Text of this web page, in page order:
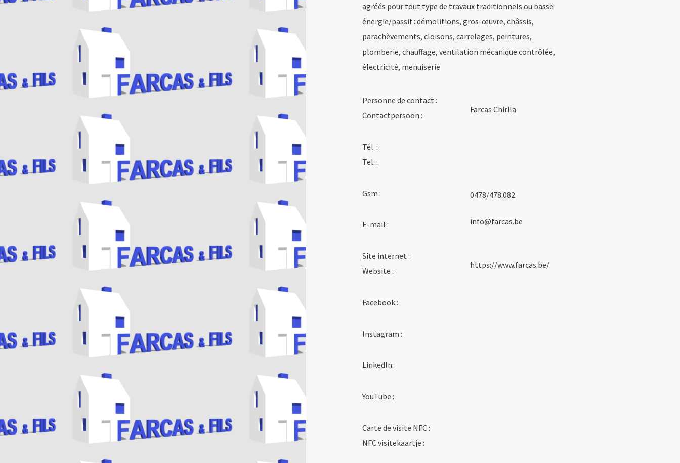
agréés pour tout type de travaux traditionnels ou basse
énergie/passif : démolitions, gros-œuvre, châssis,
parachèvements, cloisons, carrelages, peintures,
plomberie, chauffage, ventilation mécanique contrôlée,
électricité, menuiserie
Personne de contact :
Contactpersoon :
Farcas Chirila
Tél. :
Tel. :
Gsm : 0478/478.082
E-mail : info@farcas.be
Site internet :
Website :
https://www.farcas.be/
Facebook :
Instagram :
LinkedIn:
YouTube :
Carte de visite NFC :
NFC visitekaartje :